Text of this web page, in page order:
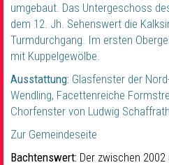
umgebaut. Das Untergeschoss
dem 12. Jh. Sehenswert die
Turmdurchgang. Im ersten
mit Kuppelgewölbe.
Ausstattung: Glasfenster der
Wendling, Facettenreiche
Chorfenster von Ludwig
Zur Gemeindeseite
Bachtenswert: Der zwischen